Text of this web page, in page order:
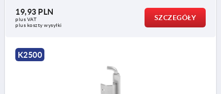
19,93 PLN
plus VAT
plus koszty wysyłki
SZCZEGÓŁY
K2500